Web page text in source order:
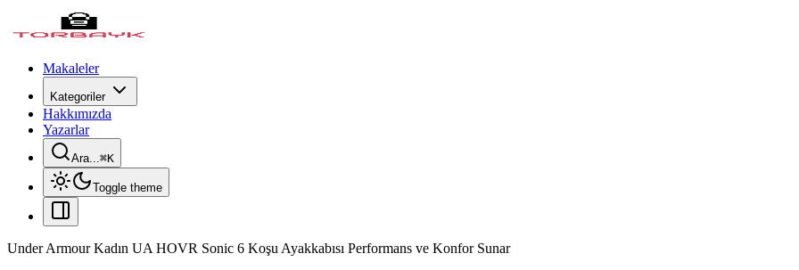
Makaleler
Kategoriler
Hakkımızda
Yazarlar
Ara...⌘K
Toggle theme
Under Armour Kadın UA HOVR Sonic 6 Koşu Ayakkabısı Performans ve Konfor Sunar